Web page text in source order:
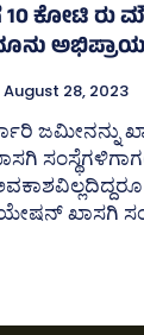
10 ಕೋಟಿ ರು
August 28, 2023
ಜಮೀನನ್ನು
ಖಾಸಗಿ